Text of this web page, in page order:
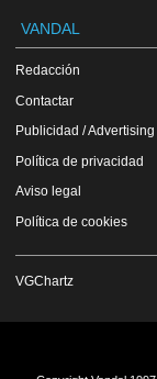
VANDAL
Redacción
Contactar
Publicidad / Advertising
Política de privacidad
Aviso legal
Política de cookies
VGChartz